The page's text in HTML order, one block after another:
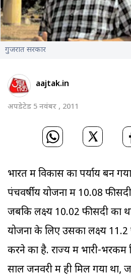
गुजरात सरकार
aajtak.in
अपडेटेड 5 नवंबर , 2011
भारत में विकास का पर्याय बन
पंचवर्षीय योजना में 10.08
जबकि लक्ष्य 10.02 फीसदी का
योजना के लिए उसका लक्ष्य 11.2
करने का है. राज्‍य में भारी-
साल जनवरी में ही मिल गया था,